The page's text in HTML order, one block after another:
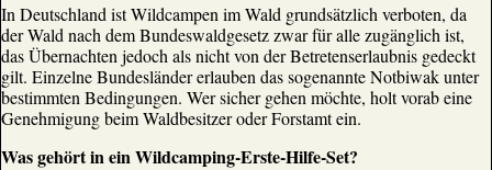
In Deutschland ist Wildcampen im Wald grundsätzlich verboten, da
der Wald nach dem Bundeswaldgesetz zwar für alle zugänglich ist,
das Übernachten jedoch als nicht von der Betretenserlaubnis gedeckt
gilt. Einzelne Bundesländer erlauben das sogenannte Notbiwak unter
bestimmten Bedingungen. Wer sicher gehen möchte, holt vorab eine
Genehmigung beim Waldbesitzer oder Forstamt ein.
Was gehört in ein Wildcamping-Erste-Hilfe-Set?